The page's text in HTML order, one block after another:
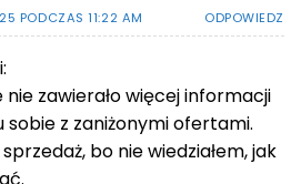
PODCZAS 11:22 AM ODPOWIEDZ
nie zawierało więcej informacji
sobie z zaniżonymi ofertami.
bo nie wiedziałem, jak